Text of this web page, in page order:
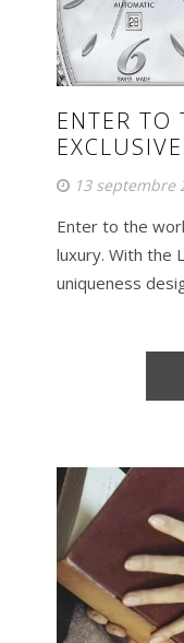
ENTER TO
13 septembre
Enter to the
luxury. With the
uniqueness